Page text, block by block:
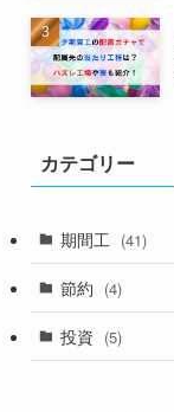
カテゴリー
期間工 (41)
節約 (4)
投資 (5)